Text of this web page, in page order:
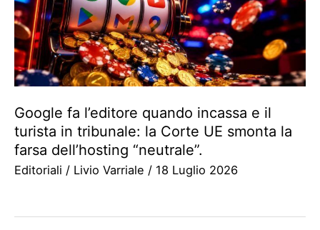
Google fa l’editore quando incassa e il
turista in tribunale: la Corte UE smonta la
farsa dell’hosting “neutrale”.
Editoriali / Livio Varriale / 18 Luglio 2026